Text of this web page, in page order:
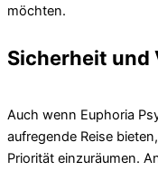
möchten.
Sicherheit und
Auch wenn Euphoria
aufregende Reise
Priorität einzuräumen.